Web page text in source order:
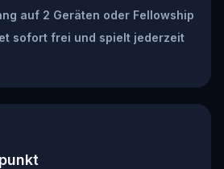
auf 2 Geräten oder Fellowship
sofort frei und spielt jederzeit